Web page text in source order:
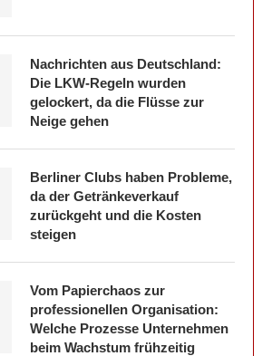
Nachrichten aus Deutschland:
Die LKW-Regeln wurden
gelockert, da die Flüsse zur
Neige gehen
Berliner Clubs haben Probleme,
da der Getränkeverkauf
zurückgeht und die Kosten
steigen
Vom Papierchaos zur
professionellen Organisation:
Welche Prozesse Unternehmen
beim Wachstum frühzeitig